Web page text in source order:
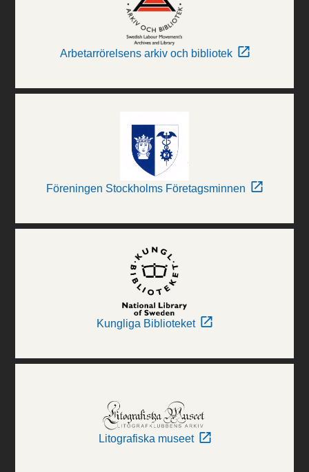
Arbetarrörelsens arkiv och bibliotek
Föreningen Stockholms Företagsminnen
Kungliga Biblioteket
Litografiska museet